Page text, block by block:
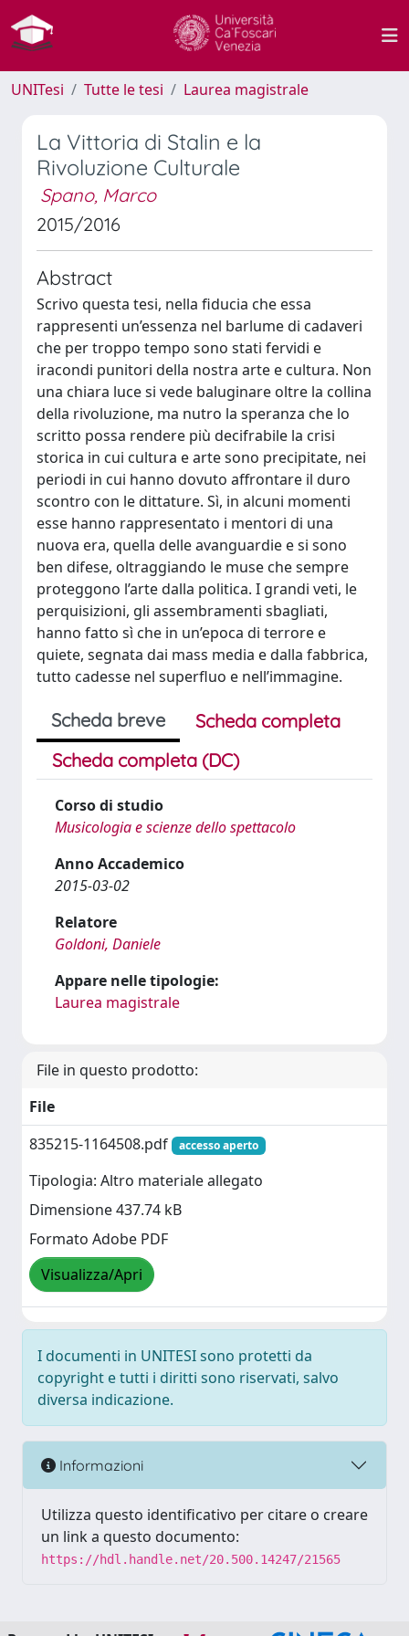
UNITesi Tutte le tesi Laurea magistrale
La Vittoria di Stalin e la
Rivoluzione Culturale
Spano, Marco
2015/2016
Abstract
Scrivo questa tesi, nella fiducia che essa
rappresenti un’essenza nel barlume di cadaveri
che per troppo tempo sono stati fervidi e
iracondi punitori della nostra arte e cultura. Non
una chiara luce si vede baluginare oltre la collina
della rivoluzione, ma nutro la speranza che lo
scritto possa rendere più decifrabile la crisi
storica in cui cultura e arte sono precipitate, nei
periodi in cui hanno dovuto affrontare il duro
scontro con le dittature. Sì, in alcuni momenti
esse hanno rappresentato i mentori di una
nuova era, quella delle avanguardie e si sono
ben difese, oltraggiando le muse che sempre
proteggono l’arte dalla politica. I grandi veti, le
perquisizioni, gli assembramenti sbagliati,
hanno fatto sì che in un’epoca di terrore e
quiete, segnata dai mass media e dalla fabbrica,
tutto cadesse nel superfluo e nell’immagine.
Scheda breve
Scheda completa
Scheda completa (DC)
Corso di studio
Musicologia e scienze dello spettacolo
Anno Accademico
2015-03-02
Relatore
Goldoni, Daniele
Appare nelle tipologie:
Laurea magistrale
File in questo prodotto:
File
835215-1164508.pdf
accesso aperto
Tipologia: Altro materiale allegato
Dimensione 437.74 kB
Formato Adobe PDF
Visualizza/Apri
I documenti in UNITESI sono protetti da
copyright e tutti i diritti sono riservati, salvo
diversa indicazione.
Informazioni
Utilizza questo identificativo per citare o creare
un link a questo documento:
https://hdl.handle.net/20.500.14247/21565